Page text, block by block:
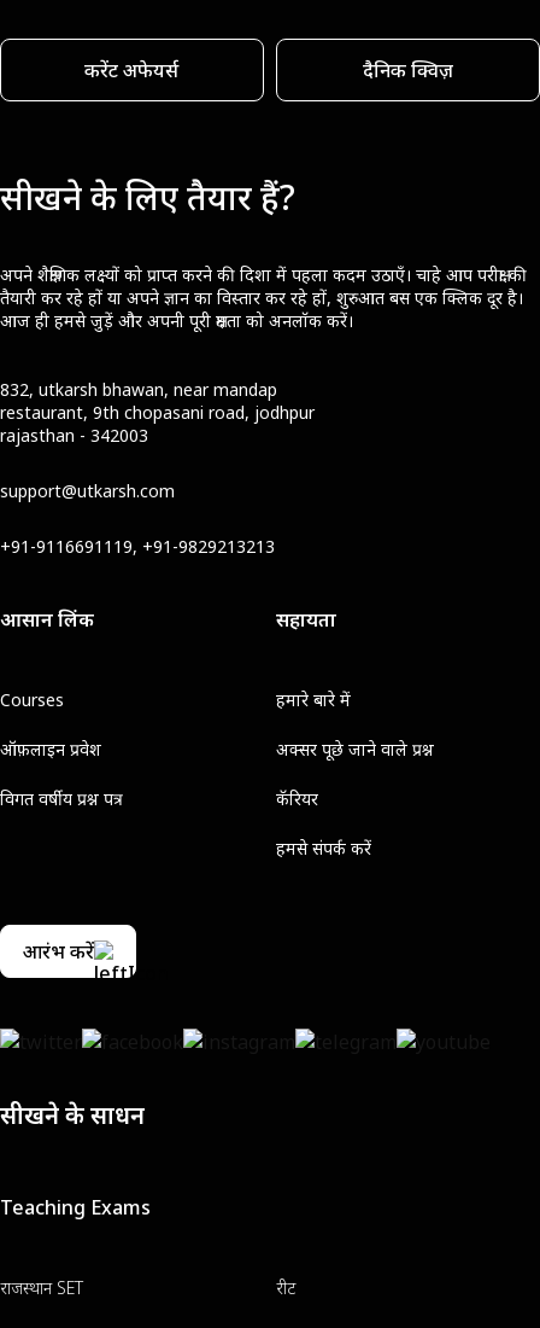
करेंट अफेयर्स दैनिक क्विज़
सीखने के लिए तैयार हैं?
अपने शैक्षणिक लक्ष्यों को प्राप्त करने की दिशा में पहला कदम उठाएँ। चाहे आप परीक्षा की
तैयारी कर रहे हों या अपने ज्ञान का विस्तार कर रहे हों, शुरुआत बस एक क्लिक दूर है।
आज ही हमसे जुड़ें और अपनी पूरी क्षमता को अनलॉक करें।
832, utkarsh bhawan, near mandap
restaurant, 9th chopasani road, jodhpur
rajasthan - 342003
support@utkarsh.com
+91-9116691119, +91-9829213213
आसान लिंक
Courses
ऑफ़लाइन प्रवेश
विगत वर्षीय प्रश्न पत्र
सहायता
हमारे बारे में
अक्सर पूछे जाने वाले प्रश्न
कॅरियर
हमसे संपर्क करें
आरंभ करें
सीखने के साधन
Teaching Exams
राजस्थान SET रीट